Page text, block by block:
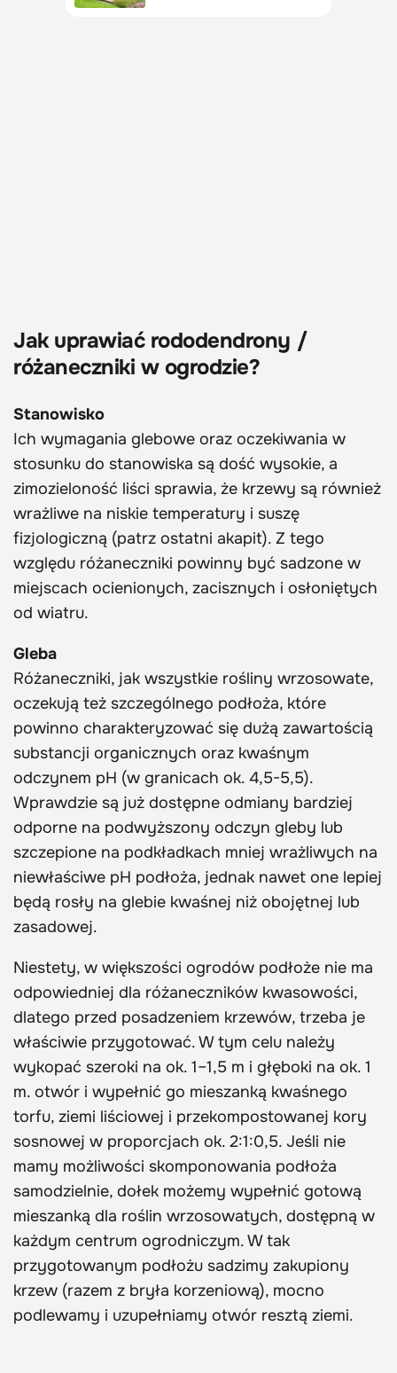
Jak uprawiać rododendrony /
różaneczniki w ogrodzie?
Stanowisko
Ich wymagania glebowe oraz oczekiwania w
stosunku do stanowiska są dość wysokie, a
zimozieloność liści sprawia, że krzewy są również
wrażliwe na niskie temperatury i suszę
fizjologiczną (patrz ostatni akapit). Z tego
względu różaneczniki powinny być sadzone w
miejscach ocienionych, zacisznych i osłoniętych
od wiatru.
Gleba
Różaneczniki, jak wszystkie rośliny wrzosowate,
oczekują też szczególnego podłoża, które
powinno charakteryzować się dużą zawartością
substancji organicznych oraz kwaśnym
odczynem pH (w granicach ok. 4,5-5,5).
Wprawdzie są już dostępne odmiany bardziej
odporne na podwyższony odczyn gleby lub
szczepione na podkładkach mniej wrażliwych na
niewłaściwe pH podłoża, jednak nawet one lepiej
będą rosły na glebie kwaśnej niż obojętnej lub
zasadowej.
Niestety, w większości ogrodów podłoże nie ma
odpowiedniej dla różaneczników kwasowości,
dlatego przed posadzeniem krzewów, trzeba je
właściwie przygotować. W tym celu należy
wykopać szeroki na ok. 1–1,5 m i głęboki na ok. 1
m. otwór i wypełnić go mieszanką kwaśnego
torfu, ziemi liściowej i przekompostowanej kory
sosnowej w proporcjach ok. 2:1:0,5. Jeśli nie
mamy możliwości skomponowania podłoża
samodzielnie, dołek możemy wypełnić gotową
mieszanką dla roślin wrzosowatych, dostępną w
każdym centrum ogrodniczym. W tak
przygotowanym podłożu sadzimy zakupiony
krzew (razem z bryła korzeniową), mocno
podlewamy i uzupełniamy otwór resztą ziemi.